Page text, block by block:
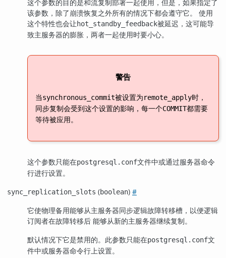
这个参数的目的是和流复制部署一起使用，但是，如果指定了
该参数，除了崩溃恢复之外所有的情况下都会遵守它。 使用
这个特性也会让hot_standby_feedback被延迟，这可能导
致主服务器的膨胀，两者一起使用时要小心。
警告
当synchronous_commit被设置为remote_apply时，
同步复制会受到这个设置的影响，每一个COMMIT都需要
等待被应用。
这个参数只能在postgresql.conf文件中或通过服务器命令
行进行设置。
sync_replication_slots (boolean) #
它使物理备用能够从主服务器同步逻辑故障转移槽，以便逻辑
订阅者在故障转移后 能够从新的主服务器继续复制。
默认情况下它是禁用的。此参数只能在postgresql.conf文
件中或服务器命令行上设置。